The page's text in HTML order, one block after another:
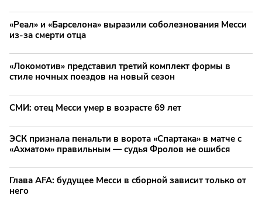
«Реал» и «Барселона» выразили соболезнования Месси
из-за смерти отца
«Локомотив» представил третий комплект формы в
стиле ночных поездов на новый сезон
СМИ: отец Месси умер в возрасте 69 лет
ЭСК признала пенальти в ворота «Спартака» в матче с
«Ахматом» правильным — судья Фролов не ошибся
Глава AFA: будущее Месси в сборной зависит только от
него